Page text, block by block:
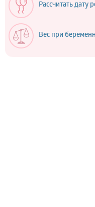
Рассчитать дату
Вес при